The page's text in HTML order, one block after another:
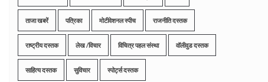
ताजा खबरें पत्रिका मोटीवेशनल स्पीच राजनीति दस्तक
राष्ट्रीय दस्तक लेख /विचार विचित्र पहल संस्था वॉलीवुड दस्तक
साहित्य दस्तक सुविचार स्पोर्ट्स दस्तक